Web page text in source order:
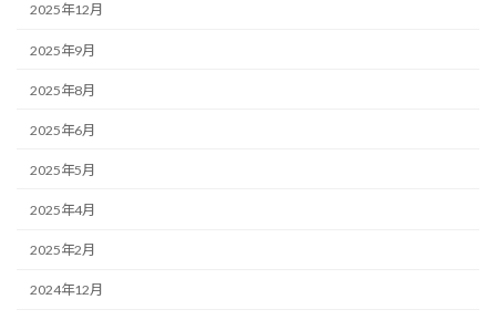
2025年12月
2025年9月
2025年8月
2025年6月
2025年5月
2025年4月
2025年2月
2024年12月